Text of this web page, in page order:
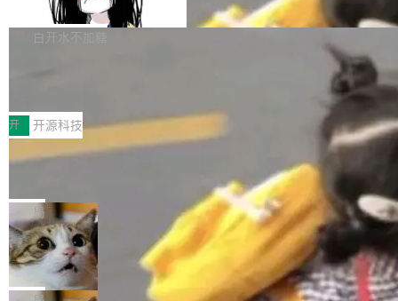
维基百科的替代方案。Lawfare 调查发现，无论
热门页面还是低关注度页面，均未出现近期更
erceptor…五六步之后才能看到第一行翻译文
本。 Solon 换了个方式。整个 i18n 模块围绕三
支持 UPDATE、MERGE INTO 与 Iceb
erg V3
Apache Doris 4.1 要补齐的，正是缺失的那一
半。在已有查询能力的基础上，Doris 进一步支
常维护操作，并完整支持 Iceberg V3 格式。
白开水不加糖
村国家自主创新示范区会议中心开幕。本届大会
由中关村智联软件服务业质量创新联盟主办，以
“智构可信·质创未来——AI原生时代的质量新范
式”为主题，直面AI从实验室走向规模化产业落地
的核心质量命题。会上，《2026智能研发生产力
工具选型手册》发布，Testin云测的Testin XAge
nt智能测试系统入选AI测试领域代表产品。对CI
O而言，这提示了一个转变：AI测试正在从效率
工具升级为企业的质量基础设施。 CIO面对的新
开 开源科技
让非法状态不可表示：一篇关于 ADT
有一种东西，一旦用过就回不去了。Alex Fedos
eev 管它叫"软件设计的基石"。 他说的东西不新
鲜——代数数据类型（ADT），尤其是和类型
（sum type）。但他说清楚了一件事：这不是类
型系统的学术体操，是日常编码的思维方式。 文
章从一个简单的例子切入。一个网站的深色主题
局
Cloudflare 开源内部企业 AI 平台 Clou
dflare OS
Cloudflare 发布了一个开源项目 Cloudflare O
S。如果你只看官方博客，你会觉得这是又一